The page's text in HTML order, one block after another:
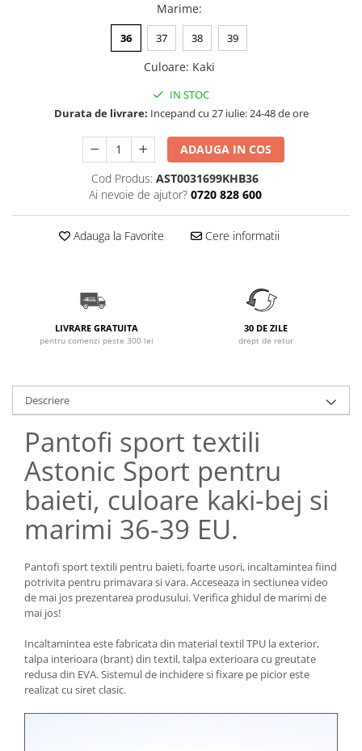
Marime:
36 37 38 39
Culoare: Kaki
IN STOC
Durata de livrare: Incepand cu 27 iulie: 24-48 de ore
ADAUGA IN COS
Cod Produs: AST0031699KHB36
Ai nevoie de ajutor? 0720 828 600
Adauga la Favorite Cere informatii
LIVRARE GRATUITA
pentru comenzi peste 300 lei
30 DE ZILE
drept de retur
Descriere
Pantofi sport textili
Astonic Sport pentru
baieti, culoare kaki-bej si
marimi 36-39 EU.
Pantofi sport textili pentru baieti, foarte usori, incaltamintea fiind
potrivita pentru primavara si vara. Acceseaza in sectiunea video
de mai jos prezentarea produsului. Verifica ghidul de marimi de
mai jos!
Incaltamintea este fabricata din material textil TPU la exterior,
talpa interioara (brant) din textil, talpa exterioara cu greutate
redusa din EVA. Sistemul de inchidere si fixare pe picior este
realizat cu siret clasic.